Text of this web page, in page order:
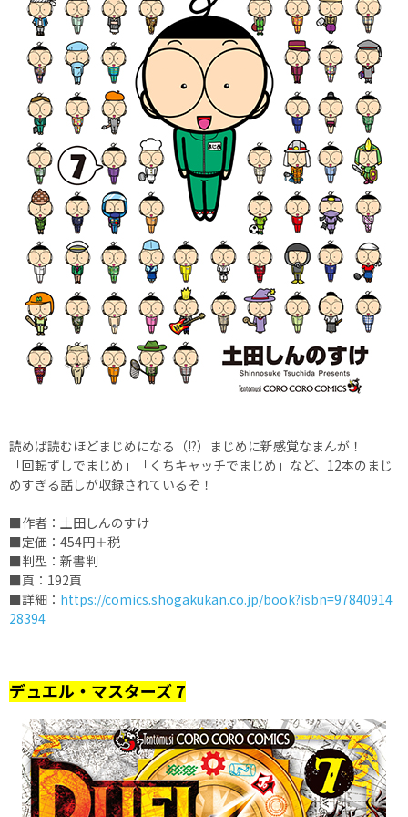
読めば読むほどまじめになる（!?）まじめに新感覚なまんが！
「回転ずしでまじめ」「くちキャッチでまじめ」など、12本のまじ
めすぎる話しが収録されているぞ！
■作者：土田しんのすけ
■定価：454円＋税
■判型：新書判
■頁：192頁
■詳細： https://comics.shogakukan.co.jp/book?isbn=97840914
28394
デュエル・マスターズ 7